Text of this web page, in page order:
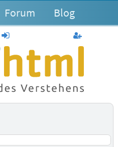
Forum Blog
anmelden